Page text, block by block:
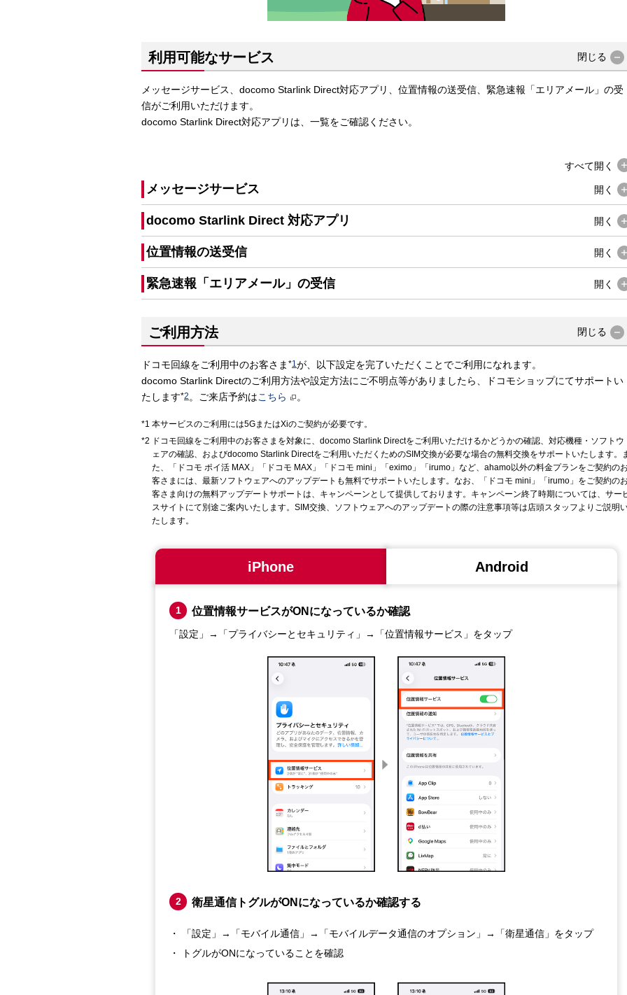
利用可能なサービス 閉じる
メッセージサービス、docomo Starlink Direct対応アプリ、位置情報の送受信、緊急速報「エリアメール」の受
信がご利用いただけます。
docomo Starlink Direct対応アプリは、一覧をご確認ください。
すべて開く
メッセージサービス 開く
docomo Starlink Direct 対応アプリ 開く
位置情報の送受信 開く
緊急速報「エリアメール」の受信 開く
ご利用方法 閉じる
ドコモ回線をご利用中のお客さま *1が、以下設定を完了いただくことでご利用になれます。
docomo Starlink Directのご利用方法や設定方法にご不明点等がありましたら、ドコモショップにてサポートい
たします*2 。ご来店予約はこちら 。
本サービスのご利用には5GまたはXiのご契約が必要です。
ドコモ回線をご利用中のお客さまを対象に、docomo Starlink Directをご利用いただけるかどうかの確認、対応機種・ソフトウ
ェアの確認、およびdocomo Starlink Directをご利用いただくためのSIM交換が必要な場合の無料交換をサポートいたします。
た、「ドコモ ポイ活 MAX」「ドコモ MAX」「ドコモ mini」「eximo」「irumo」など、ahamo以外の料金プランをご契約のお
客さまには、最新ソフトウェアへのアップデートも無料でサポートいたします。なお、「ドコモ mini」「irumo」をご契約のお
客さま向けの無料アップデートサポートは、キャンペーンとして提供しております。キャンペーン終了時期については、サー
スサイトにて別途ご案内いたします。SIM交換、ソフトウェアへのアップデートの際の注意事項等は店頭スタッフよりご説明
たします。
iPhone Android
1 位置情報サービスがONになっているか確認
「設定」→「プライバシーとセキュリティ」→「位置情報サービス」をタップ
2 衛星通信トグルがONになっているか確認する
「設定」→「モバイル通信」→「モバイルデータ通信のオプション」→「衛星通信」をタップ
トグルがONになっていることを確認